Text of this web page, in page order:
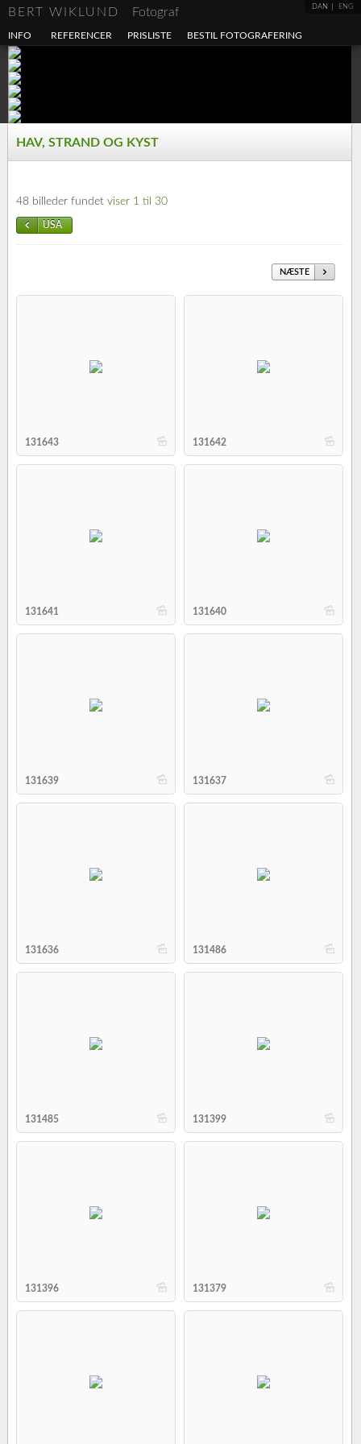
DAN ENG
BERT WIKLUND Fotograf
INFO REFERENCER PRISLISTE BESTIL FOTOGRAFERING
HAV, STRAND OG KYST
48 billeder fundet viser 1 til 30
USA
NÆSTE
b
131643 b
131642
b
131641 b
131640
b
131639 b
131637
b
131636 b
131486
b
131485 b
131399
b
131396 b
131379